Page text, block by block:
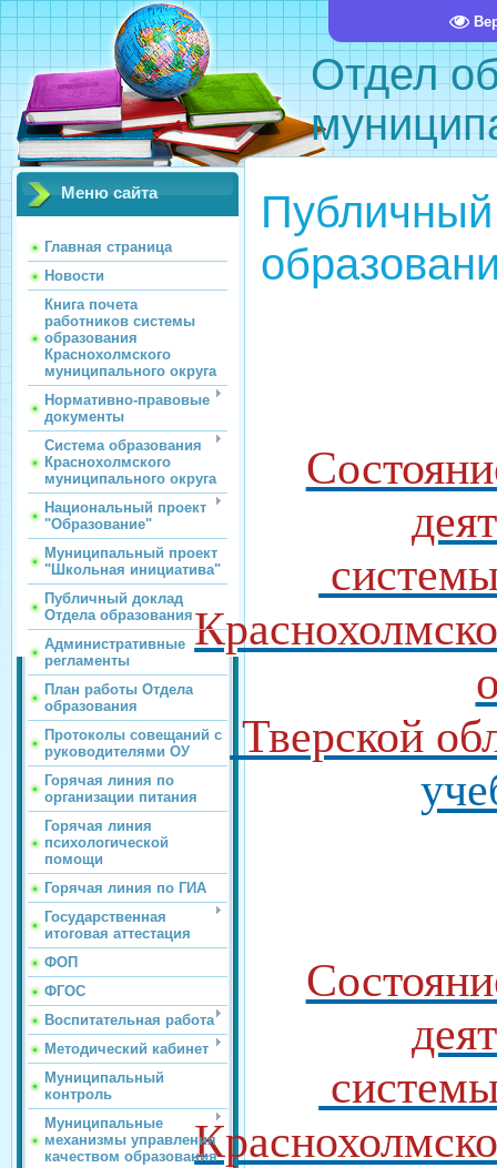
Отдел
Меню сайта
Главная страница
Новости
Книга почета
работников системы
образования
Краснохолмского
муниципального округа
Нормативно-правовые
документы
Система образования
Краснохолмского
муниципального округа
Национальный проект
"Образование"
Муниципальный проект
"Школьная инициатива"
Публичный доклад
Отдела образования
Административные
регламенты
План работы Отдела
образования
Протоколы совещаний с
руководителями ОУ
Горячая линия по
организации питания
Горячая линия
психологической
помощи
Горячая линия по ГИА
Государственная
итоговая аттестация
ФОП
ФГОС
Воспитательная работа
Методический кабинет
Муниципальный
контроль
Муниципальные
механизмы управления
качеством образования
Тверской